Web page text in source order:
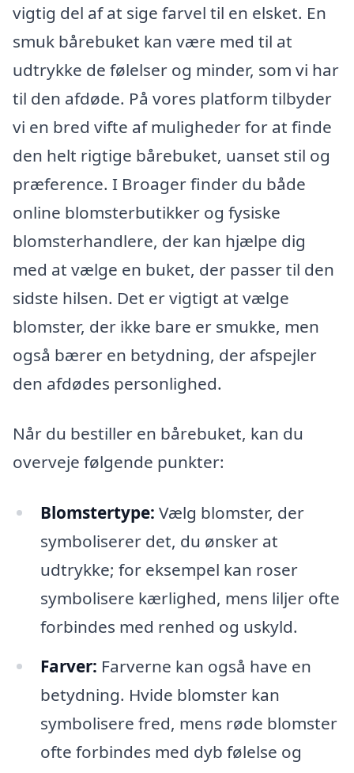
vigtig del af at sige farvel til en elsket. En
smuk bårebuket kan være med til at
udtrykke de følelser og minder, som vi har
til den afdøde. På vores platform tilbyder
vi en bred vifte af muligheder for at finde
den helt rigtige bårebuket, uanset stil og
præference. I Broager finder du både
online blomsterbutikker og fysiske
blomsterhandlere, der kan hjælpe dig
med at vælge en buket, der passer til den
sidste hilsen. Det er vigtigt at vælge
blomster, der ikke bare er smukke, men
også bærer en betydning, der afspejler
den afdødes personlighed.
Når du bestiller en bårebuket, kan du
overveje følgende punkter:
Blomstertype: Vælg blomster, der
symboliserer det, du ønsker at
udtrykke; for eksempel kan roser
symbolisere kærlighed, mens liljer ofte
forbindes med renhed og uskyld.
Farver: Farverne kan også have en
betydning. Hvide blomster kan
symbolisere fred, mens røde blomster
ofte forbindes med dyb følelse og